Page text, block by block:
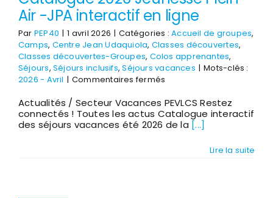
Air -JPA interactif en ligne
Par PEP40 | 1 avril 2026 | Catégories :Accueil de groupes,
Camps, Centre Jean Udaquiola, Classes découvertes,
Classes découvertes-Groupes, Colos apprenantes,
Séjours,Séjours inclusifs,Séjours vacances | Mots-clés :
2026 - Avril | Commentaires fermés
2026
Jeunesse
Plein
Actualités / Secteur Vacances PEVLCS Restez
connectés ! Toutes les actus Catalogue interactif
des séjours vacances été 2026 de la [...]
Lire la suite